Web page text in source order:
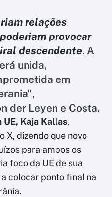
relações
provocar
descendente. A
unida,
em
der Leyen e Costa.
Kaja Kallas,
X, dizendo que novo
para ambos os
foco da UE de sua
colocar ponto final na